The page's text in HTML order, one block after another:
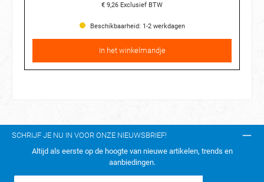
€ 9,26 Exclusief BTW
Beschikbaarheid: 1-2 werkdagen
In het winkelmandje
SCHRIJF JE NU IN VOOR ONZE NIEUWSBRIEF!
Altijd als eerste op de hoogte van nieuwe artikelen, trends en
aanbiedingen.